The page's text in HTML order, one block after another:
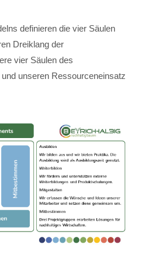
definieren die vier Säulen
Dreiklang der
vier Säulen des
unseren Ressourceneinsatz